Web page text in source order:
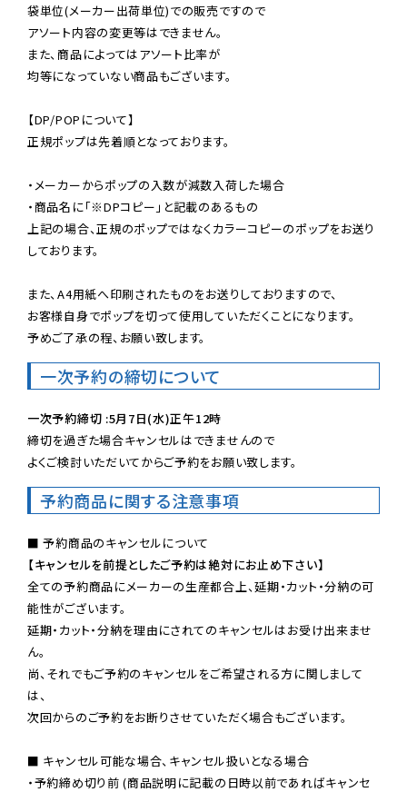
袋単位(メーカー出荷単位)での販売ですので
アソート内容の変更等はできません。
また、商品によってはアソート比率が
均等になっていない商品もございます。
【DP/POPについて】
正規ポップは先着順となっております。
・メーカーからポップの入数が減数入荷した場合
・商品名に「※DPコピー」と記載のあるもの
上記の場合、正規のポップではなくカラーコピーのポップをお送り
しております。
また、A4用紙へ印刷されたものをお送りしておりますので、
お客様自身でポップを切って使用していただくことになります。
予めご了承の程、お願い致します。
一次予約の締切について
一次予約締切 :5月7日(水)正午12時
締切を過ぎた場合キャンセルはできませんので
よくご検討いただいてからご予約をお願い致します。
予約商品に関する注意事項
【キャンセルを前提としたご予約は絶対にお止め下さい】
全ての予約商品にメーカーの生産都合上、延期・カット・分納の可
能性がございます。
延期・カット・分納を理由にされてのキャンセルはお受け出来ませ
ん。
尚、それでもご予約のキャンセルをご希望される方に関しまして
は、
次回からのご予約をお断りさせていただく場合もございます。
■ キャンセル可能な場合、キャンセル扱いとなる場合
・予約締め切り前 (商品説明に記載の日時以前であればキャンセ